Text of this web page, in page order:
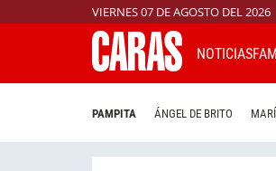
VIERNES 07 DE AGOSTO DEL 2026
NOTICIAS
PAMPITA ÁNGEL DE BRITO